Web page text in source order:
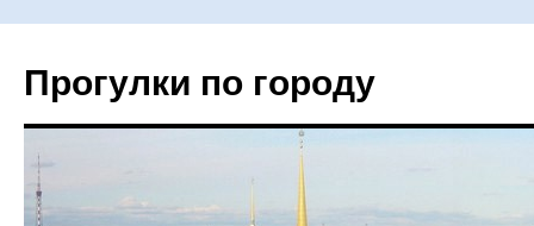
Прогулки по городу